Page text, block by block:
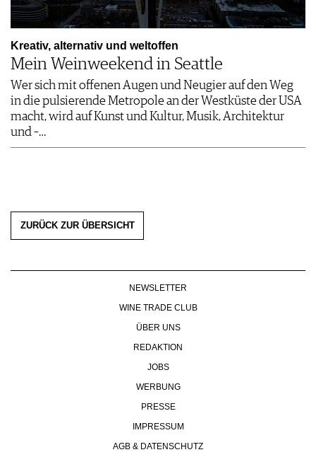
Kreativ, alternativ und weltoffen
Mein Weinweekend in Seattle
Wer sich mit offenen Augen und Neugier auf den Weg
in die pulsierende Metropole an der Westküste der USA
macht, wird auf Kunst und Kultur, Musik, Architektur
und –…
ZURÜCK ZUR ÜBERSICHT
NEWSLETTER
WINE TRADE CLUB
ÜBER UNS
REDAKTION
JOBS
WERBUNG
PRESSE
IMPRESSUM
AGB & DATENSCHUTZ